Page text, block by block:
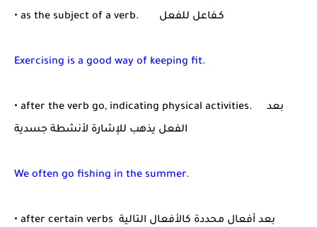
• as the subject of a verb. كـفاعل للفعل
Exercising is a good way of keeping fit.
• after the verb go, indicating physical activities. بعد
الفعل يذهب للإشارة لأنشطة جسدية
We often go fishing in the summer.
• after certain verbs بعد أفعال محددة كالأفعال التالية